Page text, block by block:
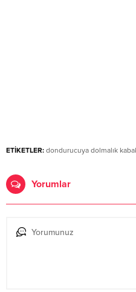
ETİKETLER: dondurucuya dolmalık
Yorumlar